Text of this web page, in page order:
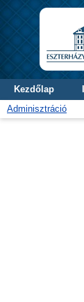
Kezdőlap
Adminisztráció